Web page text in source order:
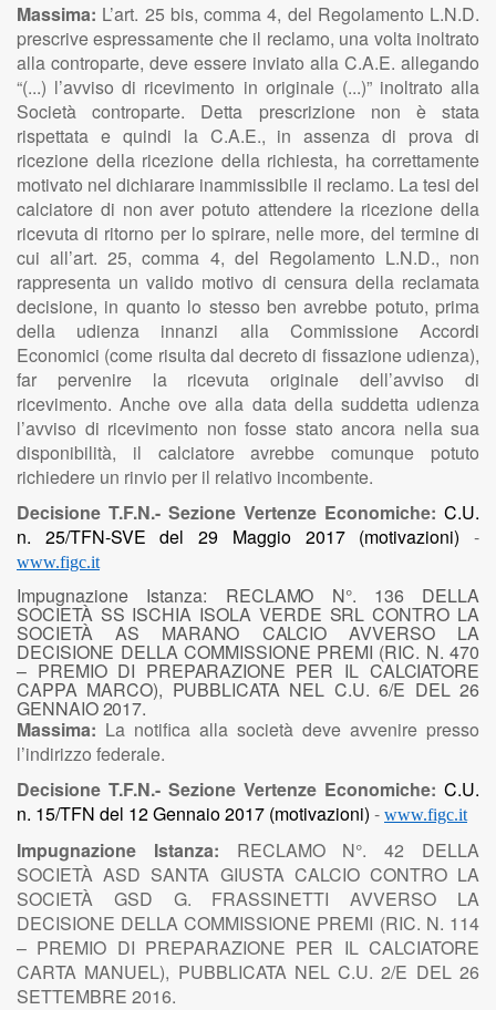
Massima: L’art. 25 bis, comma 4, del Regolamento L.N.D.
prescrive espressamente che il reclamo, una volta inoltrato
alla controparte, deve essere inviato alla C.A.E. allegando
“(...) l’avviso di ricevimento in originale (...)” inoltrato alla
Società controparte. Detta prescrizione non è stata
rispettata e quindi la C.A.E., in assenza di prova di
ricezione della ricezione della richiesta, ha correttamente
motivato nel dichiarare inammissibile il reclamo. La tesi del
calciatore di non aver potuto attendere la ricezione della
ricevuta di ritorno per lo spirare, nelle more, del termine di
cui all’art. 25, comma 4, del Regolamento L.N.D., non
rappresenta un valido motivo di censura della reclamata
decisione, in quanto lo stesso ben avrebbe potuto, prima
della udienza innanzi alla Commissione Accordi
Economici (come risulta dal decreto di fissazione udienza),
far pervenire la ricevuta originale dell’avviso di
ricevimento. Anche ove alla data della suddetta udienza
l’avviso di ricevimento non fosse stato ancora nella sua
disponibilità, il calciatore avrebbe comunque potuto
richiedere un rinvio per il relativo incombente.
Decisione T.F.N.- Sezione Vertenze Economiche: C.U.
n. 25/TFN-SVE del 29 Maggio 2017 (motivazioni)-
www.figc.it
Impugnazione Istanza: RECLAMO N°. 136 DELLA
SOCIETÀ SS ISCHIA ISOLA VERDE SRL CONTROLA
SOCIETÀ AS MARANO CALCIO AVVERSO LA
DECISIONE DELLA COMMISSIONE PREMI (RIC. N. 470
– PREMIO DI PREPARAZIONE PER IL CALCIATORE
CAPPA MARCO), PUBBLICATA NEL C.U. 6/E DEL 26
GENNAIO2017.
Massima: La notifica alla società deve avvenire presso
l’indirizzo federale.
Decisione T.F.N.- Sezione Vertenze Economiche: C.U.
n. 15/TFN del 12 Gennaio 2017 (motivazioni) - www.figc.it
Impugnazione Istanza: RECLAMO N°. 42 DELLA
SOCIETÀ ASD SANTA GIUSTA CALCIO CONTRO LA
SOCIETÀ GSD G. FRASSINETTI AVVERSO LA
DECISIONE DELLA COMMISSIONE PREMI (RIC. N. 114
– PREMIO DI PREPARAZIONE PER IL CALCIATORE
CARTA MANUEL), PUBBLICATA NEL C.U. 2/E DEL 26
SETTEMBRE 2016.